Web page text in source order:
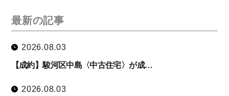
最新の記事
2026.08.03
【成約】駿河区中島〈中古住宅〉が成…
2026.08.03